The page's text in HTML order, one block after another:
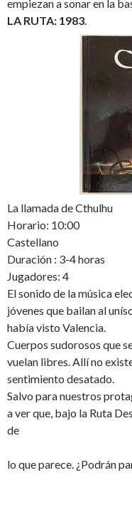
empiezan a sonar en la
LA RUTA: 1983.
La llamada de Cthulhu
Horario: 10:00
Castellano
Duración : 3-4 horas
Jugadores: 4
El sonido de la música
jóvenes que bailan al
había visto Valencia.
Cuerpos sudorosos que
vuelan libres. Allí no
sentimiento desatado.
Salvo para nuestros
a ver que, bajo la Ruta
de
lo que parece. ¿Podrán